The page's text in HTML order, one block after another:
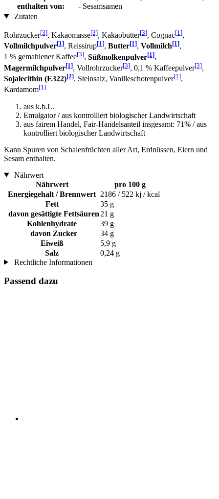
enthalten von:
- Sesamsamen
Zutaten
Rohrzucker[3], Kakaomasse[3], Kakaobutter[3], Cognac[1],
Vollmilchpulver[1], Reissirup[1], Butter[1], Vollmilch[1],
1 % gemahlener Kaffee[3], Süßmolkenpulver[1],
Magermilchpulver[1], Vollrohrzucker[3], 0,1 % Kaffeepulver[3],
Sojalecithin (E322)[2], Steinsalz, Vanilleschotenpulver[1],
Kardamom[1]
aus k.b.L.
Emulgator / aus kontrolliert biologischer Landwirtschaft
aus fairem Handel, Fair-Handelsanteil insgesamt: 71% / aus
kontrolliert biologischer Landwirtschaft
Kann Spuren von Schalenfrüchten aller Art, Erdnüssen, Eiern und
Sesam enthalten.
Nährwert
Nährwert
pro 100 g
Energiegehalt / Brennwert 2186 / 522 kj / kcal
Fett
35 g
davon gesättigte Fettsäuren 21 g
Kohlenhydrate
39 g
davon Zucker
34 g
Eiweiß
5,9 g
Salz
0,24 g
Rechtliche Informationen
Passend dazu